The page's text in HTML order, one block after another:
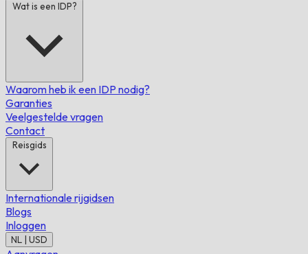
Wat is een IDP?
Waarom heb ik een IDP nodig?
Garanties
Veelgestelde vragen
Contact
Reisgids
Internationale rijgidsen
Blogs
Inloggen
NL | USD